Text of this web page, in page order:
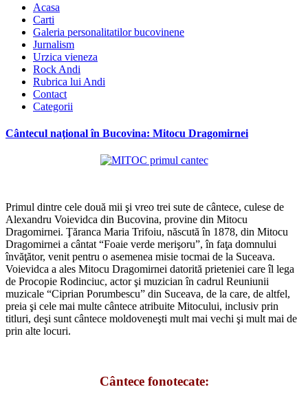
Acasa
Carti
Galeria personalitatilor bucovinene
Jurnalism
Urzica vieneza
Rock Andi
Rubrica lui Andi
Contact
Categorii
Cântecul naţional în Bucovina: Mitocu Dragomirnei
Primul dintre cele două mii şi vreo trei sute de cântece, culese de
Alexandru Voievidca din Bucovina, provine din Mitocu
Dragomirnei. Ţăranca Maria Trifoiu, născută în 1878, din Mitocu
Dragomirnei a cântat “Foaie verde merişoru”, în faţa domnului
învăţător, venit pentru o asemenea misie tocmai de la Suceava.
Voievidca a ales Mitocu Dragomirnei datorită prieteniei care îl lega
de Procopie Rodinciuc, actor şi muzician în cadrul Reuniunii
muzicale “Ciprian Porumbescu” din Suceava, de la care, de altfel,
preia şi cele mai multe cântece atribuite Mitocului, inclusiv prin
titluri, deşi sunt cântece moldoveneşti mult mai vechi şi mult mai de
prin alte locuri.
Cântece fonotecate: